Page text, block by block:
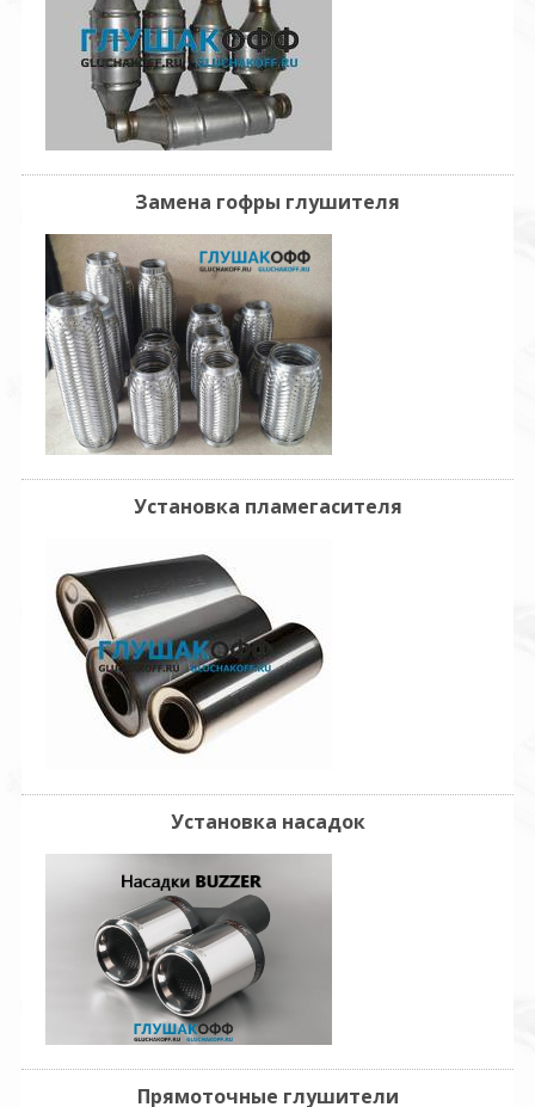
Замена гофры глушителя
Установка пламегасителя
Установка насадок
Прямоточные глушители